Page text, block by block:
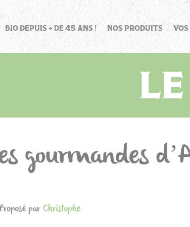
BIO DEPUIS + DE 45 ANS ! NOS PRODUITS VOS
gourmandes
parChristophe